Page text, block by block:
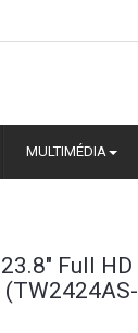
MULTIMÉDIA
Full HD
(TW2424AS-